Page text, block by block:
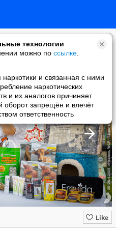
технологии
можно по ссылке
наркотики и связанная с ними
наркотических
и их аналогов причиняет
оборот запрещён и влечёт
ответственность
Когтеточки для кошек ТМ "Когтедралка" и "Когтемания"
Like